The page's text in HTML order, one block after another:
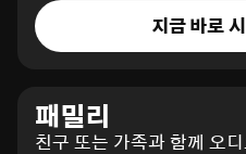
지금 바로
패밀리
친구 또는 가족과 함께 오